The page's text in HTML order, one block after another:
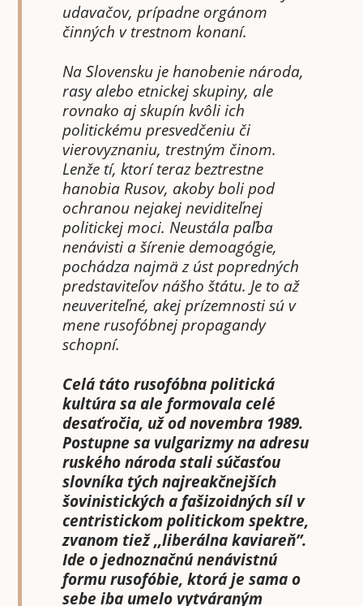
udavačov, prípadne orgánom
činných v trestnom konaní.
Na Slovensku je hanobenie národa,
rasy alebo etnickej skupiny, ale
rovnako aj skupín kvôli ich
politickému presvedčeniu či
vierovyznaniu, trestným činom.
Lenže tí, ktorí teraz beztrestne
hanobia Rusov, akoby boli pod
ochranou nejakej neviditeľnej
politickej moci. Neustála paľba
nenávisti a šírenie demoagógie,
pochádza najmä z úst popredných
predstaviteľov nášho štátu. Je to až
neuveriteľné, akej prízemnosti sú v
mene rusofóbnej propagandy
schopní.
Celá táto rusofóbna politická
kultúra sa ale formovala celé
desaťročia, už od novembra 1989.
Postupne sa vulgarizmy na adresu
ruského národa stali súčasťou
slovníka tých najreakčnejších
šovinistických a fašizoidných síl v
centristickom politickom spektre,
zvanom tiež ,,liberálna kaviareň”.
Ide o jednoznačnú nenávistnú
formu rusofóbie, ktorá je sama o
sebe iba umelo vytváraným